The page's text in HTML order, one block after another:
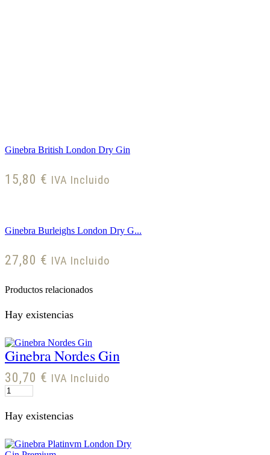
Ginebra British London Dry Gin
15,80 € IVA Incluido
Ginebra Burleighs London Dry G...
27,80 € IVA Incluido
Productos relacionados
Hay existencias
Ginebra Nordes Gin
30,70 € IVA Incluido
Ginebra
Gin
cantidad
Hay existencias